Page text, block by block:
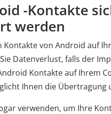
-Kontakte
werden
Kontakte von Android auf
Datenverlust, falls der
Kontakte auf Ihrem
Ihnen die Übertragung
verwenden, um Ihre